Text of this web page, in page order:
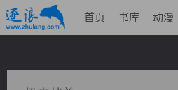
首页 书库 动漫